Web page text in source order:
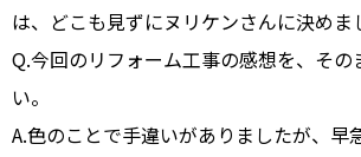
は、どこも見ずにヌリケンさんに決めま
Q.今回のリフォーム工事の感想を、その
い。
A.色のことで手違いがありましたが、早